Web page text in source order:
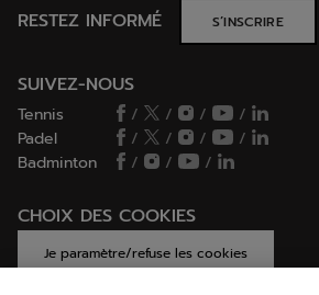
RESTEZ INFORMÉ S’INSCRIRE
SUIVEZ-NOUS
Tennis / / /
/
Padel
/ / /
/
Badminton
/ / /
CHOIX DES COOKIES
Je paramètre/refuse les cookies